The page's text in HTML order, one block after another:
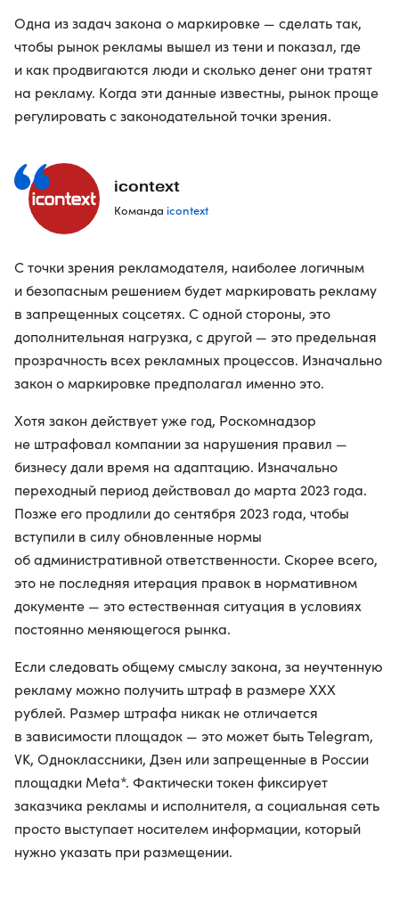
Одна из задач закона о маркировке — сделать так,
чтобы рынок рекламы вышел из тени и показал, где
и как продвигаются люди и сколько денег они тратят
на рекламу. Когда эти данные известны, рынок проще
регулировать с законодательной точки зрения.
icontext
Команда icontext
С точки зрения рекламодателя, наиболее логичным
и безопасным решением будет маркировать рекламу
в запрещенных соцсетях. С одной стороны, это
дополнительная нагрузка, с другой — это предельная
прозрачность всех рекламных процессов. Изначально
закон о маркировке предполагал именно это.
Хотя закон действует уже год, Роскомнадзор
не штрафовал компании за нарушения правил —
бизнесу дали время на адаптацию. Изначально
переходный период действовал до марта 2023 года.
Позже его продлили до сентября 2023 года, чтобы
вступили в силу обновленные нормы
об административной ответственности. Скорее всего,
это не последняя итерация правок в нормативном
документе — это естественная ситуация в условиях
постоянно меняющегося рынка.
Если следовать общему смыслу закона, за неучтенную
рекламу можно получить штраф в размере ХХХ
рублей. Размер штрафа никак не отличается
в зависимости площадок — это может быть Telegram,
VK, Одноклассники, Дзен или запрещенные в России
площадки Meta*. Фактически токен фиксирует
заказчика рекламы и исполнителя, а социальная сеть
просто выступает носителем информации, который
нужно указать при размещении.